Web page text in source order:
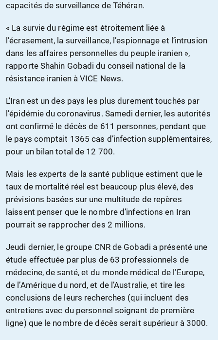
capacités de surveillance de Téhéran.
« La survie du régime est étroitement liée à
l’écrasement, la surveillance, l’espionnage et l’intrusion
dans les affaires personnelles du peuple iranien »,
rapporte Shahin Gobadi du conseil national de la
résistance iranien à VICE News.
L’Iran est un des pays les plus durement touchés par
l’épidémie du coronavirus. Samedi dernier, les autorités
ont confirmé le décès de 611 personnes, pendant que
le pays comptait 1365 cas d’infection supplémentaires,
pour un bilan total de 12 700.
Mais les experts de la santé publique estiment que le
taux de mortalité réel est beaucoup plus élevé, des
prévisions basées sur une multitude de repères
laissent penser que le nombre d’infections en Iran
pourrait se rapprocher des 2 millions.
Jeudi dernier, le groupe CNR de Gobadi a présenté une
étude effectuée par plus de 63 professionnels de
médecine, de santé, et du monde médical de l’Europe,
de l’Amérique du nord, et de l’Australie, et tire les
conclusions de leurs recherches (qui incluent des
entretiens avec du personnel soignant de première
ligne) que le nombre de décès serait supérieur à 3000.